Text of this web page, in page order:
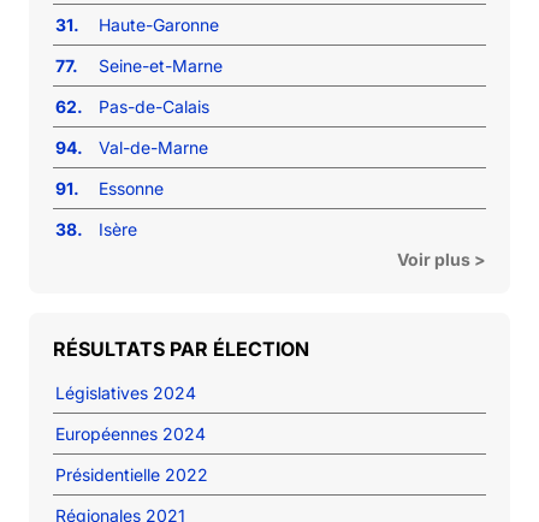
31.
Haute-Garonne
77.
Seine-et-Marne
62.
Pas-de-Calais
94.
Val-de-Marne
91.
Essonne
38.
Isère
Voir plus >
RÉSULTATS PAR ÉLECTION
Législatives 2024
Européennes 2024
Présidentielle 2022
Régionales 2021